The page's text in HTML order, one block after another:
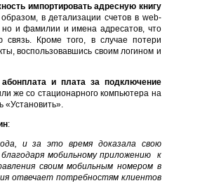
импортировать адресную книгу
в детализации счетов в web-
и фамилии и имена адресатов, что
Кроме того, в случае потери
воспользовавшись своим логином и
абонплата и плата за подключение
же со стационарного компьютера на
«Установить».
:
и за это время доказала свою
мобильному приложению к
своим мобильным номером в
отвечает потребностям клиентов